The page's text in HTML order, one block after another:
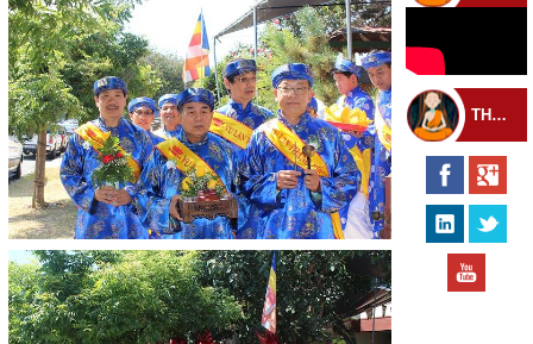
THEO DÕI THIỀN TỰ